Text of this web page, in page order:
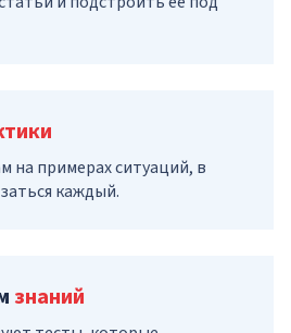
на примерах ситуаций, в
каждый.
знаний